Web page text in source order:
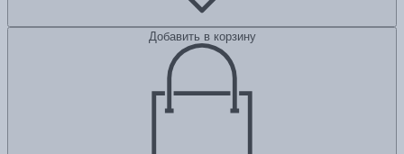
Добавить в корзину